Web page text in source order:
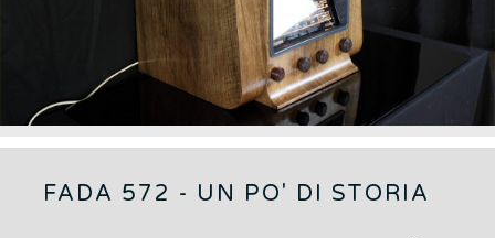
FADA 572 - UN PO' DI STORIA